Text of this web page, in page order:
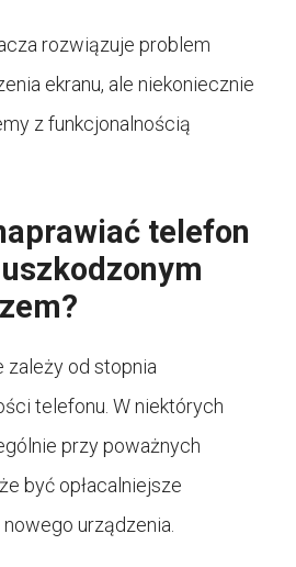
rozwiązuje problem
ekranu, ale niekoniecznie
z funkcjonalnością
telefon
zależy od stopnia
telefonu. W niektórych
przy poważnych
być opłacalniejsze
urządzenia.